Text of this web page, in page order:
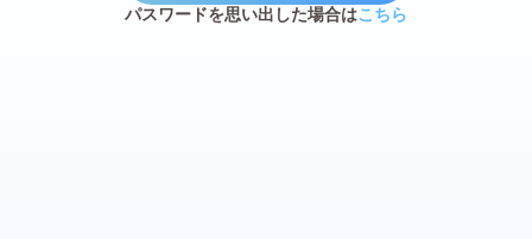
パスワードを思い出した場合はこちら